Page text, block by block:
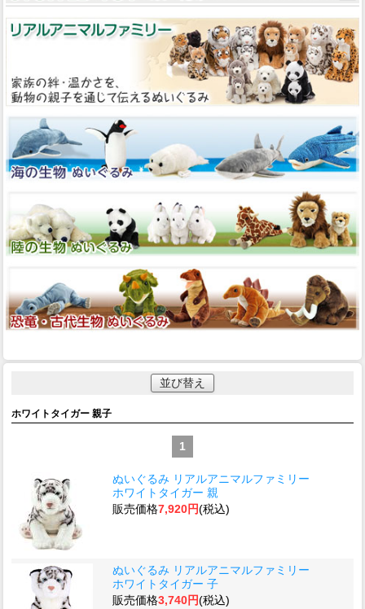
並び替え
ホワイトタイガー 親子
1
ぬいぐるみ リアルアニマルファミリー
ホワイトタイガー 親
販売価格7,920円(税込)
ぬいぐるみ リアルアニマルファミリー
ホワイトタイガー 子
販売価格3,740円(税込)